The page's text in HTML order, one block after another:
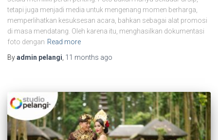
tetapi juga menjadi media untuk mengenang momen berharga,
memperlihatkan kesuksesan acara, bahkan sebagai alat promosi
di masa mendatang. Oleh karena itu, menghasilkan dokumentasi
foto dengan Read more
Byadmin pelangi 11 months ago